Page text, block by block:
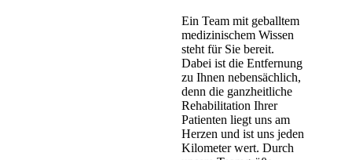
Ein Team mit geballtem
medizinischem Wissen
steht für Sie bereit.
Dabei ist die Entfernung
zu Ihnen nebensächlich,
denn die ganzheitliche
Rehabilitation Ihrer
Patienten liegt uns am
Herzen und ist uns jeden
Kilometer wert. Durch